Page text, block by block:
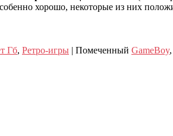
хорошо, некоторые из них
Гб, Ретро-игры | Помеченный GameBoy,